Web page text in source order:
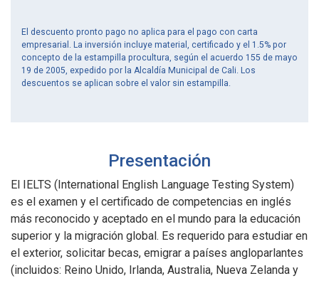
Presentación
El IELTS (International English Language Testing System)
es el examen y el certificado de competencias en inglés
más reconocido y aceptado en el mundo para la educación
superior y la migración global. Es requerido para estudiar en
el exterior, solicitar becas, emigrar a países angloparlantes
(incluidos: Reino Unido, Irlanda, Australia, Nueva Zelanda y
El descuento pronto pago no aplica para el pago con carta
empresarial. La inversión incluye material, certificado y el 1.5% por
concepto de la estampilla procultura, según el acuerdo 155 de mayo
19 de 2005, expedido por la Alcaldía Municipal de Cali. Los
descuentos se aplican sobre el valor sin estampilla.